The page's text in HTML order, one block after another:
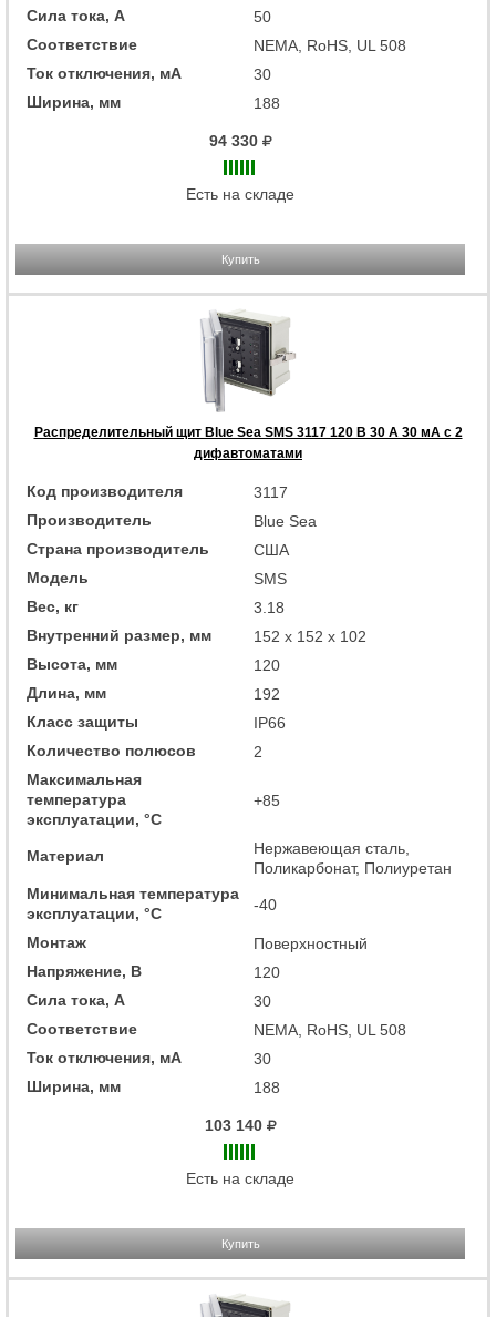
Сила тока, А
50
Соответствие
NEMA, RoHS, UL 508
Ток отключения, мА
30
Ширина, мм
188
94 330
Есть на складе
Купить
Распределительный щит Blue Sea SMS 3117 120 В 30 А 30 мА с 2
дифавтоматами
Код производителя
3117
Производитель
Blue Sea
Страна производитель
США
Модель
SMS
Вес, кг
3.18
Внутренний размер, мм
152 x 152 x 102
Высота, мм
120
Длина, мм
192
Класс защиты
IP66
Количество полюсов
2
Максимальная
температура
эксплуатации, °C
+85
Материал
Нержавеющая сталь,
Поликарбонат, Полиуретан
Минимальная температура
эксплуатации, °C
-40
Монтаж
Поверхностный
Напряжение, В
120
Сила тока, А
30
Соответствие
NEMA, RoHS, UL 508
Ток отключения, мА
30
Ширина, мм
188
103 140
Есть на складе
Купить